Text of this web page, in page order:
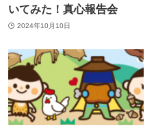
いてみた！真心報告会
2024年10月10日